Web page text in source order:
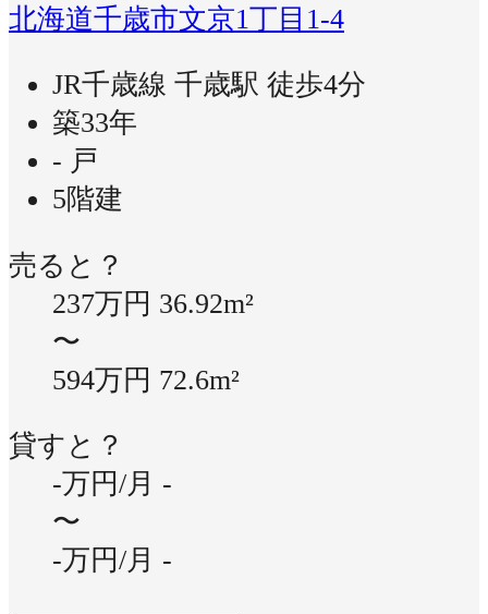
北海道千歳市文京1丁目1-4
JR千歳線 千歳駅 徒歩4分
築33年
- 戸
5階建
売ると？
237万円 36.92m²
〜
594万円 72.6m²
貸すと？
-万円/月 -
〜
-万円/月 -